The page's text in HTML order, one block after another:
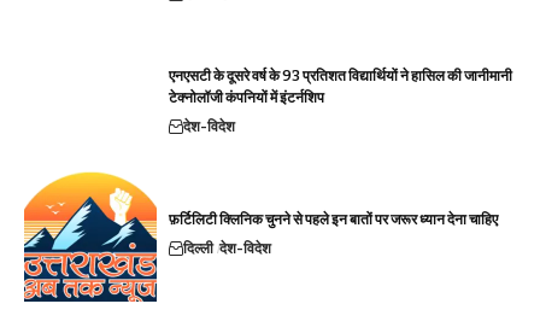
एनएसटी के दूसरे वर्ष के 93 प्रतिशत विद्यार्थियों ने हासिल की जानीमानी
टेक्नोलॉजी कंपनियों में इंटर्नशिप
देश-विदेश
फ़र्टिलिटी क्लिनिक चुनने से पहले इन बातों पर जरूर ध्यान देना चाहिए
दिल्ली देश-विदेश